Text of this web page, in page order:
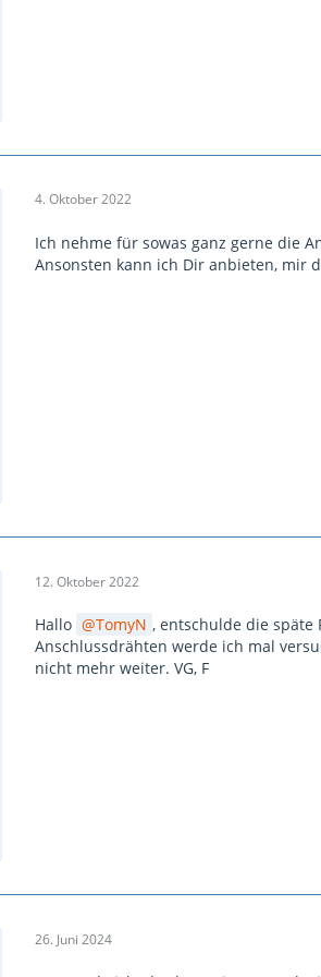
4. Oktober 2022
Ich nehme für sowas ganz gerne die
Ansonsten kann ich Dir anbieten, mir
12. Oktober 2022
Hallo TomyN , entschulde die späte
Anschlussdrähten werde ich mal
nicht mehr weiter. VG, F
26. Juni 2024